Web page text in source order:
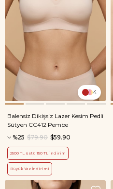
4
Balensiz Dikişsiz Lazer Kesim Pedli
Sütyen CC412 Pembe
%25
$59.90
$79.90
2500 TL üstü 150 TL indirim
Büyük Yaz İndirimi